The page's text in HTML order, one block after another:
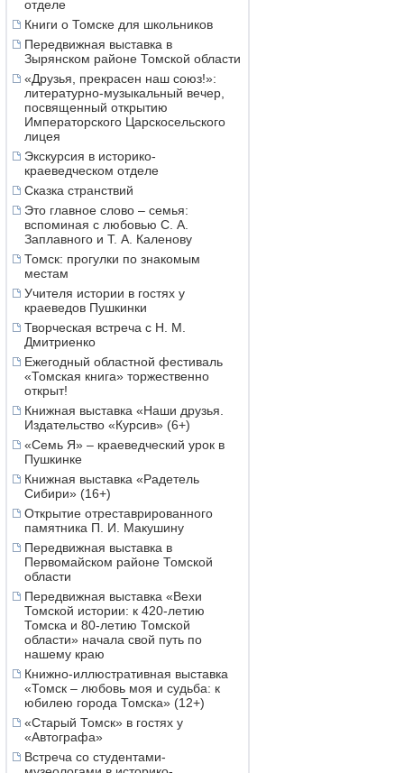
отделе
Книги о Томске для школьников
Передвижная выставка в
Зырянском районе Томской области
«Друзья, прекрасен наш союз!»:
литературно-музыкальный вечер,
посвященный открытию
Императорского Царскосельского
лицея
Экскурсия в историко-
краеведческом отделе
Сказка странствий
Это главное слово – семья:
вспоминая с любовью С. А.
Заплавного и Т. А. Каленову
Томск: прогулки по знакомым
местам
Учителя истории в гостях у
краеведов Пушкинки
Творческая встреча с Н. М.
Дмитриенко
Ежегодный областной фестиваль
«Томская книга» торжественно
открыт!
Книжная выставка «Наши друзья.
Издательство «Курсив» (6+)
«Семь Я» – краеведческий урок в
Пушкинке
Книжная выставка «Радетель
Сибири» (16+)
Открытие отреставрированного
памятника П. И. Макушину
Передвижная выставка в
Первомайском районе Томской
области
Передвижная выставка «Вехи
Томской истории: к 420-летию
Томска и 80-летию Томской
области» начала свой путь по
нашему краю
Книжно-иллюстративная выставка
«Томск – любовь моя и судьба: к
юбилею города Томска» (12+)
«Старый Томск» в гостях у
«Автографа»
Встреча со студентами-